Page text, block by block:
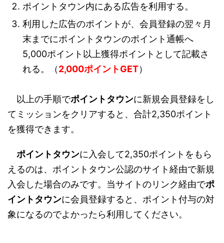
ポイントタウン内にある広告を利用する。
利用した広告のポイントが、会員登録の翌々月
末までにポイントタウンのポイント通帳へ
5,000ポイント以上獲得ポイントとして記載さ
れる。（2,000ポイントGET）
以上の手順でポイントタウンに新規会員登録をし
てミッションをクリアすると、合計2,350ポイント
を獲得できます。
ポイントタウンに入会して2,350ポイントをもら
えるのは、ポイントタウン公認のサイト経由で新規
入会した場合のみです。当サイトのリンク経由でポ
イントタウンに会員登録すると、ポイント付与の対
象になるのでよかったら利用してください。